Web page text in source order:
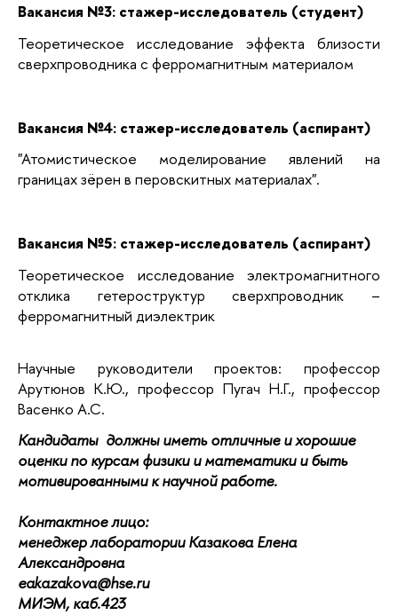
Вакансия №3: стажер-исследователь (студент)
Теоретическое исследование эффекта близости
сверхпроводника с ферромагнитным материалом
Вакансия №4: стажер-исследователь (аспирант)
"Атомистическое моделирование явлений на
границах зёрен в перовскитных материалах".
Вакансия №5: стажер-исследователь (аспирант)
Теоретическое исследование электромагнитного
отклика гетероструктур сверхпроводник –
ферромагнитный диэлектрик
Научные руководители проектов: профессор
Арутюнов К.Ю., профессор Пугач Н.Г., профессор
Васенко А.С.
Кандидаты должны иметь отличные и хорошие
оценки по курсам физики и математики и быть
мотивированными к научной работе.
Контактное лицо:
менеджер лаборатории Казакова Елена
Александровна
eakazakova@hse.ru
МИЭМ, каб.423